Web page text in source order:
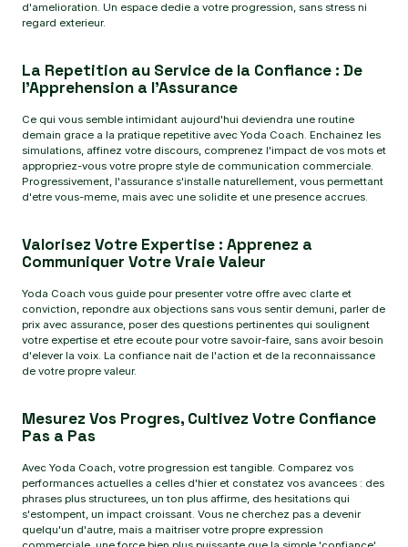
d'amelioration. Un espace dedie a votre progression, sans stress ni
regard exterieur.
La Repetition au Service de la Confiance : De
l'Apprehension a l'Assurance
Ce qui vous semble intimidant aujourd'hui deviendra une routine
demain grace a la pratique repetitive avec Yoda Coach. Enchainez les
simulations, affinez votre discours, comprenez l'impact de vos mots et
appropriez-vous votre propre style de communication commerciale.
Progressivement, l'assurance s'installe naturellement, vous permettant
d'etre vous-meme, mais avec une solidite et une presence accrues.
Valorisez Votre Expertise : Apprenez a
Communiquer Votre Vraie Valeur
Yoda Coach vous guide pour presenter votre offre avec clarte et
conviction, repondre aux objections sans vous sentir demuni, parler de
prix avec assurance, poser des questions pertinentes qui soulignent
votre expertise et etre ecoute pour votre savoir-faire, sans avoir besoin
d'elever la voix. La confiance nait de l'action et de la reconnaissance
de votre propre valeur.
Mesurez Vos Progres, Cultivez Votre Confiance
Pas a Pas
Avec Yoda Coach, votre progression est tangible. Comparez vos
performances actuelles a celles d'hier et constatez vos avancees : des
phrases plus structurees, un ton plus affirme, des hesitations qui
s'estompent, un impact croissant. Vous ne cherchez pas a devenir
quelqu'un d'autre, mais a maitriser votre propre expression